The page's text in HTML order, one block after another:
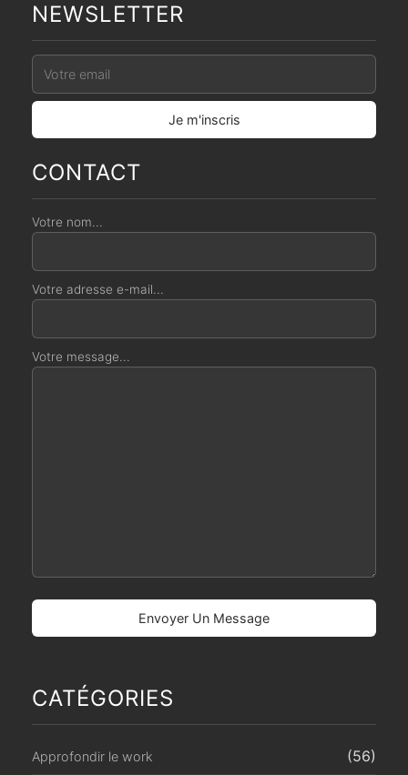
NEWSLETTER
CONTACT
Votre nom...
Votre adresse e-mail...
Votre message...
CATÉGORIES
Approfondir le work (56)